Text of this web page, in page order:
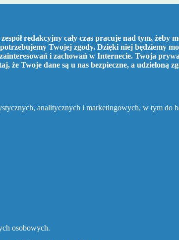
redakcyjny cały czas pracuje nad tym, żeby
Twojej zgody. Dzięki niej będziemy
i zachowań w Internecie. Twoja
że Twoje dane są u nas bezpieczne, a udzieloną
analitycznych i marketingowych, w tym do
osobowych.